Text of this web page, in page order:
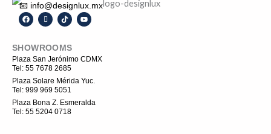
📧 info@designlux.mx
F
a
b
o
o
k
I
c
-
i
n
s
t
a
g
r
a
m
T
i
o
k
Y
o
b
e
SHOWROOMS
Plaza San Jerónimo CDMX
Tel: 55 7678 2685
Plaza Solare Mérida Yuc.
Tel: 999 969 5051
Plaza Bona Z. Esmeralda
Tel: 55 5204 0718